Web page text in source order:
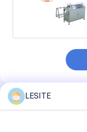
Συνιστώμενα
LESITE